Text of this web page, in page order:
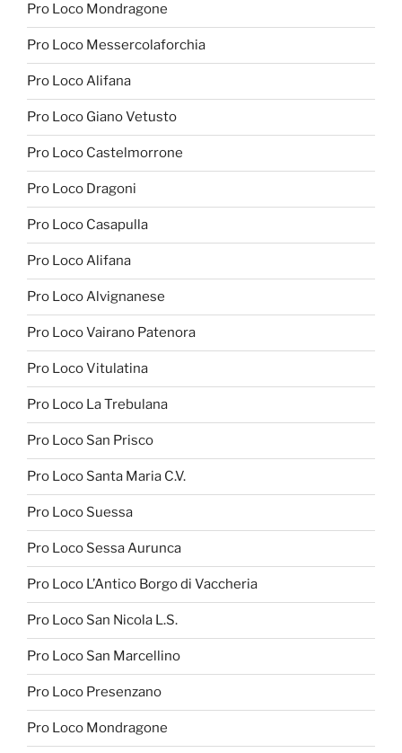
Pro Loco Mondragone
Pro Loco Messercolaforchia
Pro Loco Alifana
Pro Loco Giano Vetusto
Pro Loco Castelmorrone
Pro Loco Dragoni
Pro Loco Casapulla
Pro Loco Alifana
Pro Loco Alvignanese
Pro Loco Vairano Patenora
Pro Loco Vitulatina
Pro Loco La Trebulana
Pro Loco San Prisco
Pro Loco Santa Maria C.V.
Pro Loco Suessa
Pro Loco Sessa Aurunca
Pro Loco L’Antico Borgo di Vaccheria
Pro Loco San Nicola L.S.
Pro Loco San Marcellino
Pro Loco Presenzano
Pro Loco Mondragone